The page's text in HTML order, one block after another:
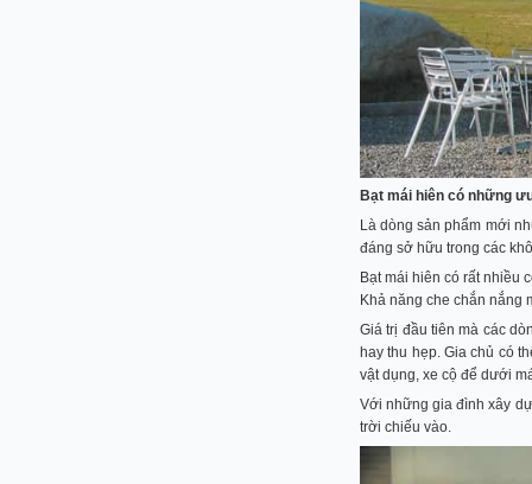
Bạt mái hiên có những
Là dòng sản phẩm mới
đáng sở hữu trong các
Bạt mái hiên có rất nhiều
Khả năng che chắn nắng
Giá trị đầu tiên mà các
hay thu hẹp. Gia chủ có
vật dụng, xe cộ để dưới
Với những gia đình xây
trời chiếu vào.